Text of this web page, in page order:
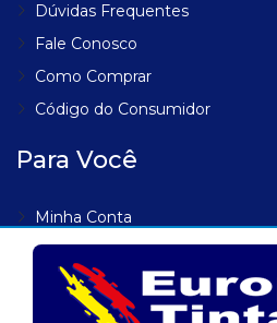
Dúvidas Frequentes
Fale Conosco
Como Comprar
Código do Consumidor
Para Você
Minha Conta
Meus Endereços
Meus Pedidos
Lista de Desejos